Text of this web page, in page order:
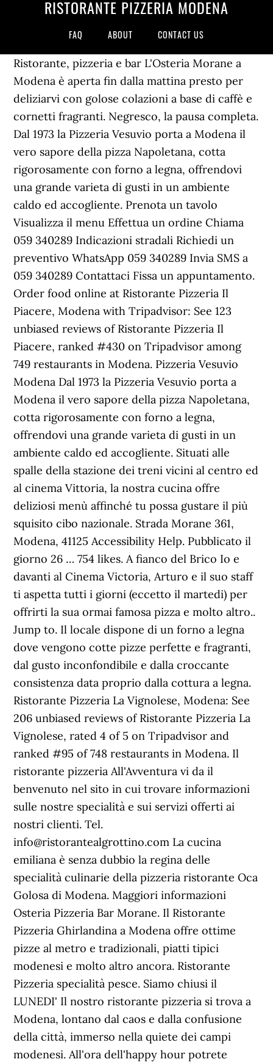
RISTORANTE PIZZERIA MODENA
FAQ ABOUT CONTACT US
Ristorante, pizzeria e bar L'Osteria Morane a
Modena è aperta fin dalla mattina presto per
deliziarvi con golose colazioni a base di caffè e
cornetti fragranti. Negresco, la pausa completa.
Dal 1973 la Pizzeria Vesuvio porta a Modena il
vero sapore della pizza Napoletana, cotta
rigorosamente con forno a legna, offrendovi
una grande varieta di gusti in un ambiente
caldo ed accogliente. Prenota un tavolo
Visualizza il menu Effettua un ordine Chiama
059 340289 Indicazioni stradali Richiedi un
preventivo WhatsApp 059 340289 Invia SMS a
059 340289 Contattaci Fissa un appuntamento.
Order food online at Ristorante Pizzeria Il
Piacere, Modena with Tripadvisor: See 123
unbiased reviews of Ristorante Pizzeria Il
Piacere, ranked #430 on Tripadvisor among
749 restaurants in Modena. Pizzeria Vesuvio
Modena Dal 1973 la Pizzeria Vesuvio porta a
Modena il vero sapore della pizza Napoletana,
cotta rigorosamente con forno a legna,
offrendovi una grande varieta di gusti in un
ambiente caldo ed accogliente. Situati alle
spalle della stazione dei treni vicini al centro ed
al cinema Vittoria, la nostra cucina offre
deliziosi menù affinché tu possa gustare il più
squisito cibo nazionale. Strada Morane 361,
Modena, 41125 Accessibility Help. Pubblicato il
giorno 26 … 754 likes. A fianco del Brico Io e
davanti al Cinema Victoria, Arturo e il suo staff
ti aspetta tutti i giorni (eccetto il martedi) per
offrirti la sua ormai famosa pizza e molto altro..
Jump to. Il locale dispone di un forno a legna
dove vengono cotte pizze perfette e fragranti,
dal gusto inconfondibile e dalla croccante
consistenza data proprio dalla cottura a legna.
Ristorante Pizzeria La Vignolese, Modena: See
206 unbiased reviews of Ristorante Pizzeria La
Vignolese, rated 4 of 5 on Tripadvisor and
ranked #95 of 748 restaurants in Modena. Il
ristorante pizzeria All'Avventura vi da il
benvenuto nel sito in cui trovare informazioni
sulle nostre specialità e sui servizi offerti ai
nostri clienti. Tel.
info@ristorantealgrottino.com La cucina
emiliana è senza dubbio la regina delle
specialità culinarie della pizzeria ristorante Oca
Golosa di Modena. Maggiori informazioni
Osteria Pizzeria Bar Morane. Il Ristorante
Pizzeria Ghirlandina a Modena offre ottime
pizze al metro e tradizionali, piatti tipici
modenesi e molto altro ancora. Ristorante
Pizzeria specialità pesce. Siamo chiusi il
LUNEDI' Il nostro ristorante pizzeria si trova a
Modena, lontano dal caos e dalla confusione
della città, immerso nella quiete dei campi
modenesi. All'ora dell'happy hour potrete